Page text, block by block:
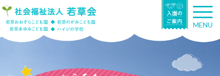
T
o
g
n
MENU